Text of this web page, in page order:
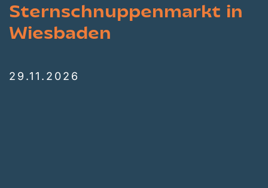
Sternschnuppenmarkt in
Wiesbaden
29.11.2026